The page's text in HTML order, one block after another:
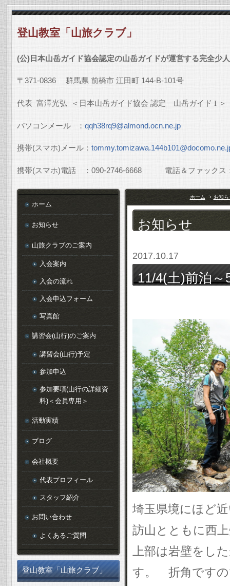
登山教室「山旅クラブ」
(公)日本山岳ガイド協会認定の山岳ガイドが運営する完全少
〒 371-0836 群馬県 前橋市 江田町 144-B-101号
代表 富澤光弘 ＜日本山岳ガイド協会 認定 山岳ガイド I ＞
パソコンメール ： qqh38rq9@almond.ocn.ne.jp
携帯(スマホ)メール：
携帯(スマホ)電話 ： 090-2746-6668電話＆ファックス
ホーム お知ら
お知らせ
2017.10.17
11/4(土)前泊
埼玉県境にほど
訪山とともに西
上部は岩壁をし
す。 折角ですの
ホーム
お知らせ
山旅クラブのご案内
入会案内
入会の流れ
入会申込フォーム
写真館
講習会(山行)のご案内
講習会(山行)予定
参加申込
参加要項(山行の詳細資
料)＜会員専用＞
活動実績
ブログ
会社概要
代表プロフィール
スタッフ紹介
お問い合わせ
よくあるご質問
登山教室「山旅クラブ」